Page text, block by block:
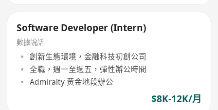
Software Developer (Intern)
數據說話
創新生態環境，金融科技初創公司
全職，週一至週五，彈性辦公時間
Admiralty 黃金地段辦公
$8K-12K/月